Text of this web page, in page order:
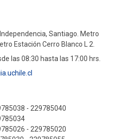
ACADÉMICOS
EGRESADOS
Santiago. Metro
Estación Cerro Blanco L 2.
las 08:30 hasta las 17:00 hrs.
- 229785040
- 229785020